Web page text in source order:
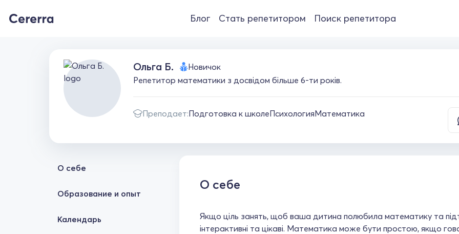
Блог Стать репетитором Поиск репетитора
Ольга Б.
Новичок
Репетитор математики з досвідом більше 6-ти років.
Преподает:Подготовка к школеПсихологияМатематика
О себе
Образование и опыт
Календарь
О себе
Якщо ціль занять, щоб ваша дитина полюбила математику та
інтерактивні та цікаві. Математика може бути простою, якщо